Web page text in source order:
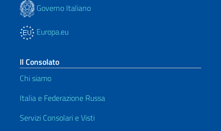
Governo Italiano
Europa.eu
Il Consolato
Chi siamo
Italia e Federazione Russa
Servizi Consolari e Visti